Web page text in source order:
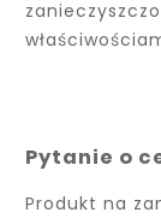
Pytanie o
Produkt na